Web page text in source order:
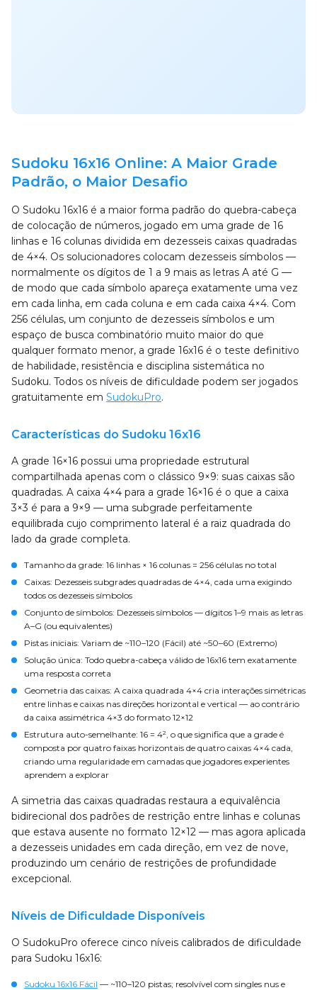
Sudoku 16x16 Online: A Maior Grade
Padrão, o Maior Desafio
O Sudoku 16x16 é a maior forma padrão do quebra-cabeça
de colocação de números, jogado em uma grade de 16
linhas e 16 colunas dividida em dezesseis caixas quadradas
de 4×4. Os solucionadores colocam dezesseis símbolos —
normalmente os dígitos de 1 a 9 mais as letras A até G —
de modo que cada símbolo apareça exatamente uma vez
em cada linha, em cada coluna e em cada caixa 4×4. Com
256 células, um conjunto de dezesseis símbolos e um
espaço de busca combinatório muito maior do que
qualquer formato menor, a grade 16x16 é o teste definitivo
de habilidade, resistência e disciplina sistemática no
Sudoku. Todos os níveis de dificuldade podem ser jogados
gratuitamente em SudokuPro.
Características do Sudoku 16x16
A grade 16×16 possui uma propriedade estrutural
compartilhada apenas com o clássico 9×9: suas caixas são
quadradas. A caixa 4×4 para a grade 16×16 é o que a caixa
3×3 é para a 9×9 — uma subgrade perfeitamente
equilibrada cujo comprimento lateral é a raiz quadrada do
lado da grade completa.
Tamanho da grade: 16 linhas × 16 colunas = 256 células no total
Caixas: Dezesseis subgrades quadradas de 4×4, cada uma exigindo
todos os dezesseis símbolos
Conjunto de símbolos: Dezesseis símbolos — dígitos 1–9 mais as letras
A–G (ou equivalentes)
Pistas iniciais: Variam de ~110–120 (Fácil) até ~50–60 (Extremo)
Solução única: Todo quebra-cabeça válido de 16x16 tem exatamente
uma resposta correta
Geometria das caixas: A caixa quadrada 4×4 cria interações simétricas
entre linhas e caixas nas direções horizontal e vertical — ao contrário
da caixa assimétrica 4×3 do formato 12×12
Estrutura auto-semelhante: 16 = 4², o que significa que a grade é
composta por quatro faixas horizontais de quatro caixas 4×4 cada,
criando uma regularidade em camadas que jogadores experientes
aprendem a explorar
A simetria das caixas quadradas restaura a equivalência
bidirecional dos padrões de restrição entre linhas e colunas
que estava ausente no formato 12×12 — mas agora aplicada
a dezesseis unidades em cada direção, em vez de nove,
produzindo um cenário de restrições de profundidade
excepcional.
Níveis de Dificuldade Disponíveis
O SudokuPro oferece cinco níveis calibrados de dificuldade
para Sudoku 16x16:
Sudoku 16x16 Fácil — ~110–120 pistas; resolvível com singles nus e